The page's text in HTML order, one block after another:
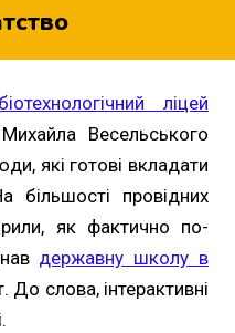
біотехнологічний ліцей
Весельського
які готові вкладати
більшості провідних
як фактично по-
державну школу в
До слова, інтерактивні